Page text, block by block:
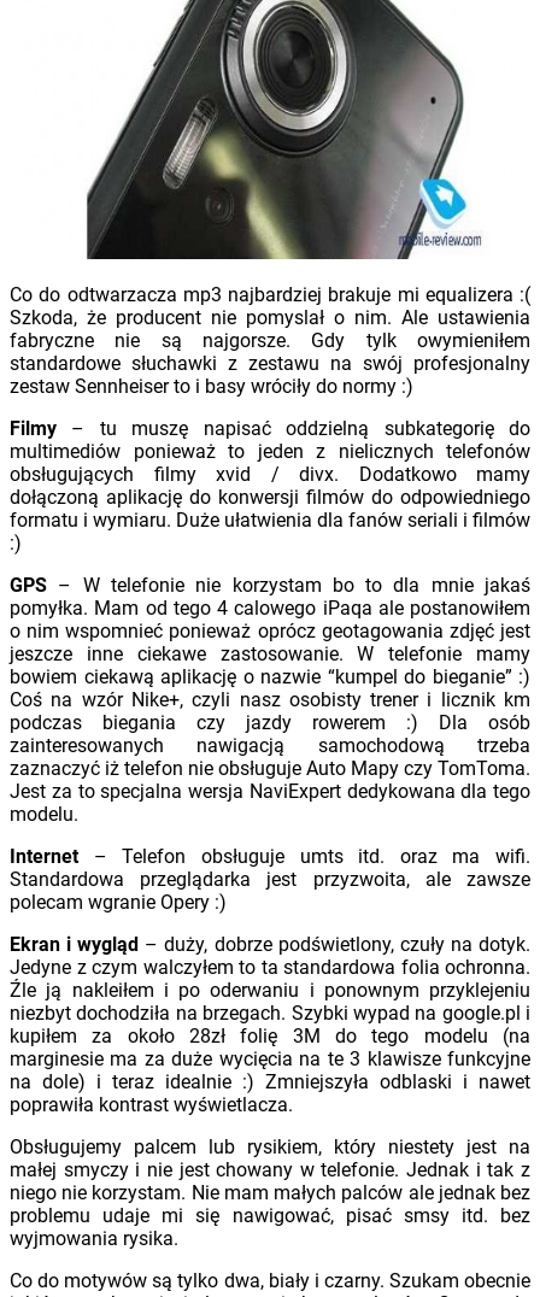
Co do odtwarzacza mp3 najbardziej brakuje mi equalizera :(
Szkoda, że producent nie pomyslał o nim. Ale ustawienia
fabryczne nie są najgorsze. Gdy tylk owymieniłem
standardowe słuchawki z zestawu na swój profesjonalny
zestaw Sennheiser to i basy wróciły do normy :)
Filmy – tu muszę napisać oddzielną subkategorię do
multimediów ponieważ to jeden z nielicznych telefonów
obsługujących filmy xvid / divx. Dodatkowo mamy
dołączoną aplikację do konwersji filmów do odpowiedniego
formatu i wymiaru. Duże ułatwienia dla fanów seriali i filmów
:)
GPS – W telefonie nie korzystam bo to dla mnie jakaś
pomyłka. Mam od tego 4 calowego iPaqa ale postanowiłem
o nim wspomnieć ponieważ oprócz geotagowania zdjęć jest
jeszcze inne ciekawe zastosowanie. W telefonie mamy
bowiem ciekawą aplikację o nazwie “kumpel do bieganie” :)
Coś na wzór Nike+, czyli nasz osobisty trener i licznik km
podczas biegania czy jazdy rowerem :) Dla osób
zainteresowanych nawigacją samochodową trzeba
zaznaczyć iż telefon nie obsługuje Auto Mapy czy TomToma.
Jest za to specjalna wersja NaviExpert dedykowana dla tego
modelu.
Internet– Telefon obsługuje umts itd. oraz ma wifi.
Standardowa przeglądarka jest przyzwoita, ale zawsze
polecam wgranie Opery :)
Ekran i wygląd – duży, dobrze podświetlony, czuły na dotyk.
Jedyne z czym walczyłem to ta standardowa folia ochronna.
Źle ją nakleiłem i po oderwaniu i ponownym przyklejeniu
niezbyt dochodziła na brzegach. Szybki wypad na google.pl i
kupiłem za około 28zł folię 3M do tego modelu (na
marginesie ma za duże wycięcia na te 3 klawisze funkcyjne
na dole) i teraz idealnie :) Zmniejszyła odblaski i nawet
poprawiła kontrast wyświetlacza.
Obsługujemy palcem lub rysikiem, który niestety jest na
małej smyczy i nie jest chowany w telefonie. Jednak i tak z
niego nie korzystam. Nie mam małych palców ale jednak bez
problemu udaje mi się nawigować, pisać smsy itd. bez
wyjmowania rysika.
Co do motywów są tylko dwa, biały i czarny. Szukam obecnie